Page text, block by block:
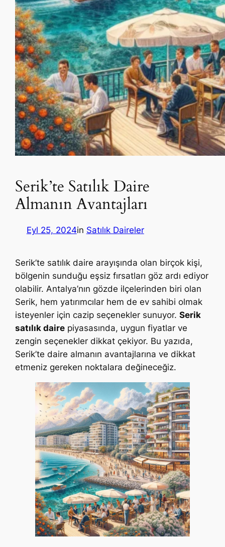
Serik’te Satılık Daire
Almanın Avantajları
Eyl 25, 2024in Satılık Daireler
Serik’te satılık daire arayışında olan birçok kişi,
bölgenin sunduğu eşsiz fırsatları göz ardı ediyor
olabilir. Antalya’nın gözde ilçelerinden biri olan
Serik, hem yatırımcılar hem de ev sahibi olmak
isteyenler için cazip seçenekler sunuyor.Serik
satılık daire piyasasında, uygun fiyatlar ve
zengin seçenekler dikkat çekiyor. Bu yazıda,
Serik’te daire almanın avantajlarına ve dikkat
etmeniz gereken noktalara değineceğiz.